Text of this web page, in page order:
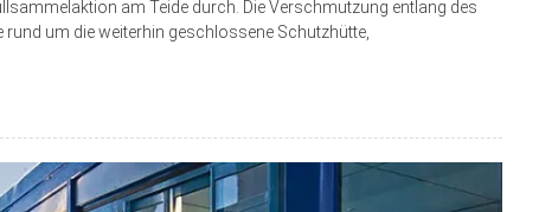
am Teide durch. Die Verschmutzung entlang des
um die weiterhin geschlossene Schutzhütte,